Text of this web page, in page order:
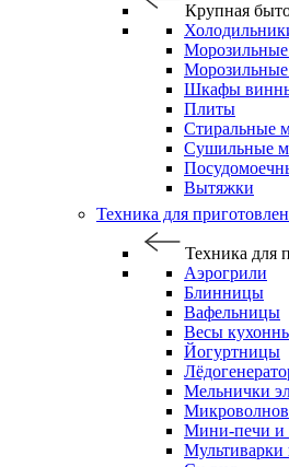
Крупная
Морозильные
Шкафы
Плиты
Стиральные
Сушильные
Вытяжки
Техника для
Техника для
Аэрогрили
Блинницы
Вафельницы
Весы
Йогуртницы
Мельнички
Мини-печи и
Мультиварки